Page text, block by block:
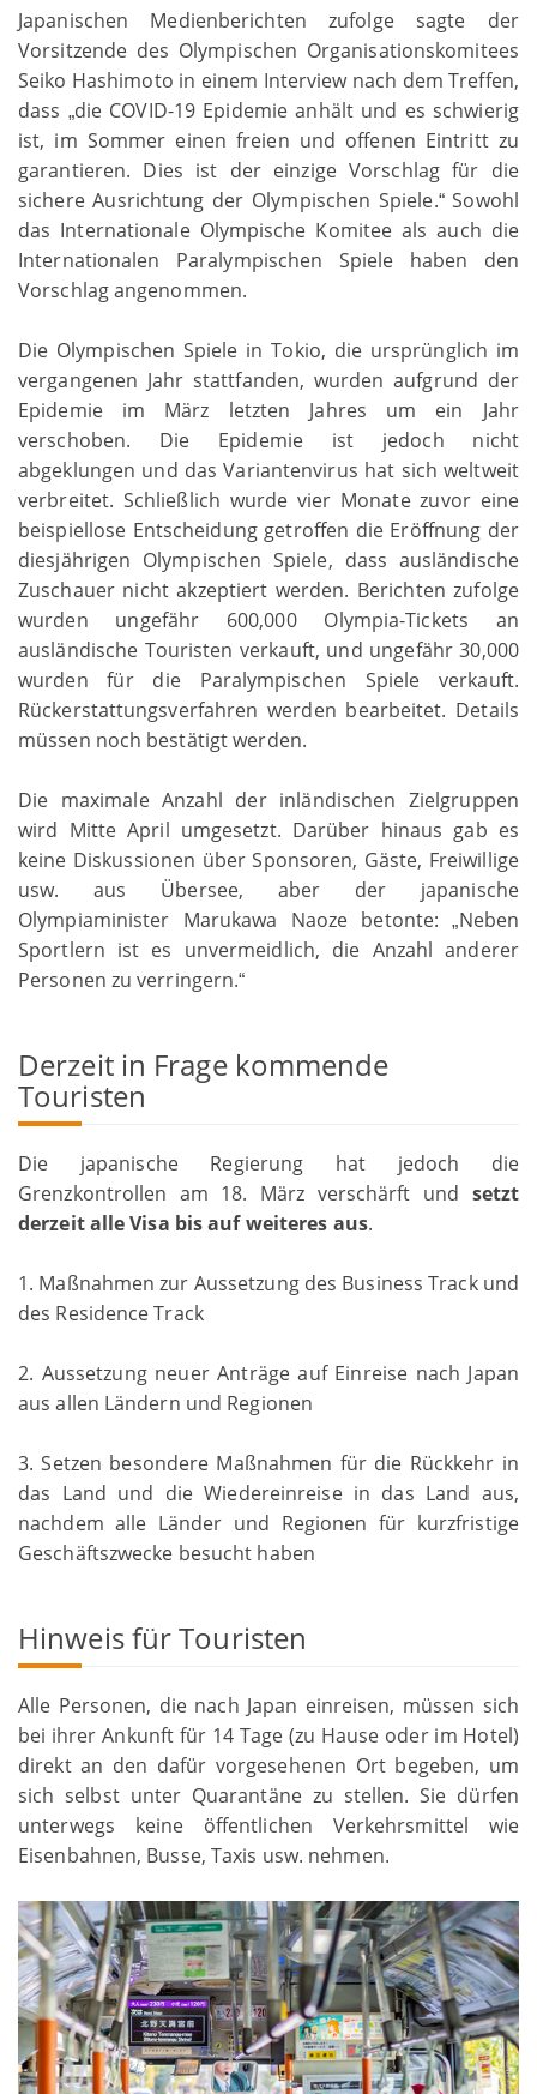
Japanischen Medienberichten zufolge sagte der
Vorsitzende des Olympischen Organisationskomitees
Seiko Hashimoto in einem Interview nach dem Treffen,
dass „die COVID-19 Epidemie anhält und es schwierig
ist, im Sommer einen freien und offenen Eintritt zu
garantieren. Dies ist der einzige Vorschlag für die
sichere Ausrichtung der Olympischen Spiele.“Sowohl
das Internationale Olympische Komitee als auch die
Internationalen Paralympischen Spiele haben den
Vorschlag angenommen.
Die Olympischen Spiele in Tokio, die ursprünglich im
vergangenen Jahr stattfanden, wurden aufgrund der
Epidemie im März letzten Jahres um ein Jahr
verschoben. Die Epidemie ist jedoch nicht
abgeklungen und das Variantenvirus hat sich weltweit
verbreitet. Schließlich wurde vier Monate zuvor eine
beispiellose Entscheidung getroffen die Eröffnung der
diesjährigen Olympischen Spiele, dass ausländische
Zuschauer nicht akzeptiert werden. Berichten zufolge
wurden ungefähr 600,000 Olympia-Tickets an
ausländische Touristen verkauft, und ungefähr 30,000
wurden für die Paralympischen Spiele verkauft.
Rückerstattungsverfahren werden bearbeitet. Details
müssen noch bestätigt werden.
Die maximale Anzahl der inländischen Zielgruppen
wird Mitte April umgesetzt. Darüber hinaus gab es
keine Diskussionen über Sponsoren, Gäste, Freiwillige
usw. aus Übersee, aber der japanische
Olympiaminister Marukawa Naoze betonte:„Neben
Sportlern ist es unvermeidlich, die Anzahl anderer
Personen zu verringern.“
Derzeit in Frage kommende
Touristen
Die japanische Regierung hat jedoch die
Grenzkontrollen am 18. März verschärft und setzt
derzeit alle Visa bis auf weiteres aus.
1. Maßnahmen zur Aussetzung des Business Track und
des Residence Track
2. Aussetzung neuer Anträge auf Einreise nach Japan
aus allen Ländern und Regionen
3. Setzen besondere Maßnahmen für die Rückkehr in
das Land und die Wiedereinreise in das Land aus,
nachdem alle Länder und Regionen für kurzfristige
Geschäftszwecke besucht haben
Hinweis für Touristen
Alle Personen, die nach Japan einreisen, müssen sich
bei ihrer Ankunft für 14 Tage (zu Hause oder im Hotel)
direkt an den dafür vorgesehenen Ort begeben, um
sich selbst unter Quarantäne zu stellen. Sie dürfen
unterwegs keine öffentlichen Verkehrsmittel wie
Eisenbahnen, Busse, Taxis usw. nehmen.